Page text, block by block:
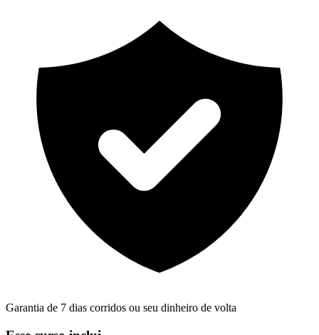
Garantia de 7 dias corridos ou seu dinheiro de volta